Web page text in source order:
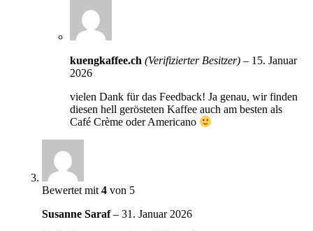
kuengkaffee.ch(Verifizierter Besitzer) – 15. Januar
2026
vielen Dank für das Feedback! Ja genau, wir finden
diesen hell gerösteten Kaffee auch am besten als
Café Crème oder Americano
Bewertet mit4 von 5
Susanne Saraf– 31. Januar 2026